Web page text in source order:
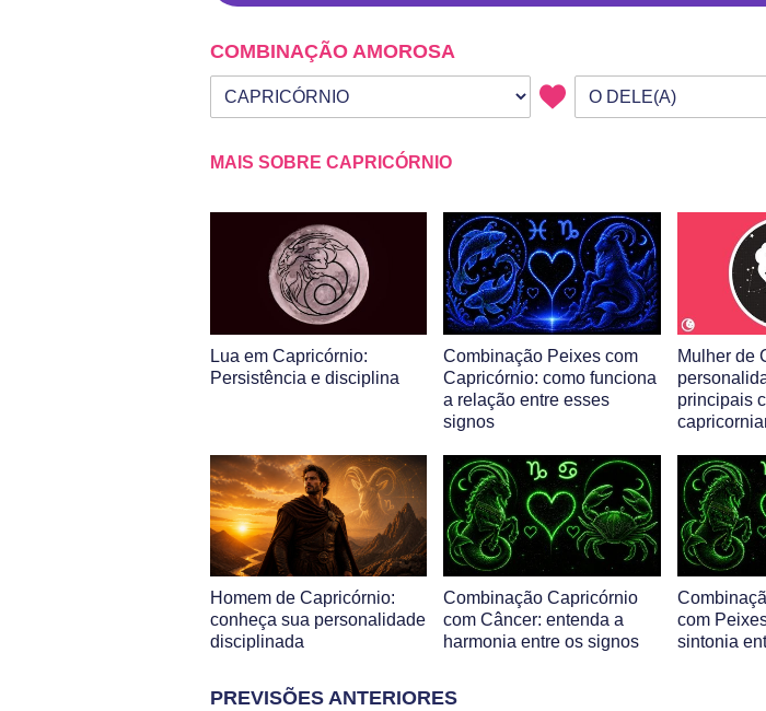
COMBINAÇÃO AMOROSA
Seu signo
Signo da outra pessoa
MAIS SOBRE CAPRICÓRNIO
Lua em Capricórnio:
Persistência e disciplina
Combinação Peixes com
Capricórnio: como funciona
a relação entre esses
signos
Mulher de
principais
Homem de Capricórnio:
conheça sua personalidade
disciplinada
Combinação Capricórnio
com Câncer: entenda a
harmonia entre os signos
com
sintonia
PREVISÕES ANTERIORES